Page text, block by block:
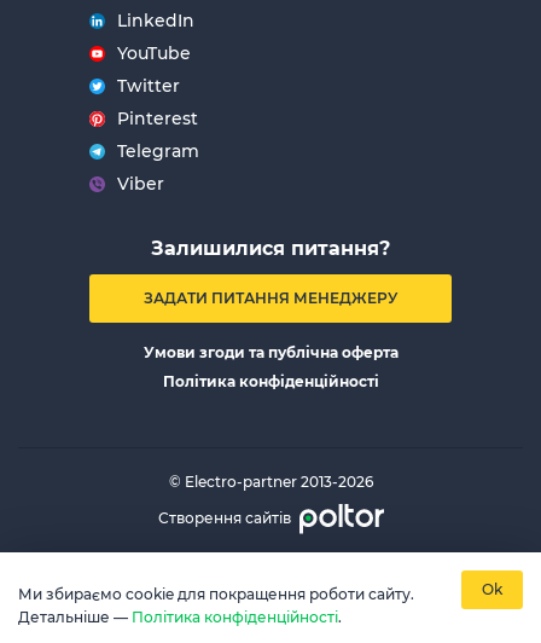
LinkedIn
YouTube
Twitter
Pinterest
Telegram
Viber
Залишилися питання?
ЗАДАТИ ПИТАННЯ МЕНЕДЖЕРУ
Умови згоди та публічна оферта
Політика конфіденційності
© Electro-partner 2013-2026
Створення сайтів
Ми збираємо cookie для покращення роботи сайту.
Детальніше — Політика конфіденційності.
Ok